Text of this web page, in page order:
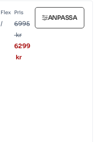
Flex
/
Pris
6995
kr
6299
kr
ANPASSA